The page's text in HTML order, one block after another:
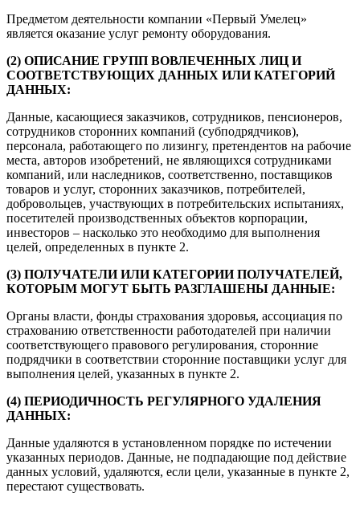
Предметом деятельности компании «Первый Умелец»
является оказание услуг ремонту оборудования.
(2) ОПИСАНИЕ ГРУПП ВОВЛЕЧЕННЫХ ЛИЦ И
СООТВЕТСТВУЮЩИХ ДАННЫХ ИЛИ КАТЕГОРИЙ
ДАННЫХ:
Данные, касающиеся заказчиков, сотрудников, пенсионеров,
сотрудников сторонних компаний (субподрядчиков),
персонала, работающего по лизингу, претендентов на рабочие
места, авторов изобретений, не являющихся сотрудниками
компаний, или наследников, соответственно, поставщиков
товаров и услуг, сторонних заказчиков, потребителей,
добровольцев, участвующих в потребительских испытаниях,
посетителей производственных объектов корпорации,
инвесторов – насколько это необходимо для выполнения
целей, определенных в пункте 2.
(3) ПОЛУЧАТЕЛИ ИЛИ КАТЕГОРИИ ПОЛУЧАТЕЛЕЙ,
КОТОРЫМ МОГУТ БЫТЬ РАЗГЛАШЕНЫ ДАННЫЕ:
Органы власти, фонды страхования здоровья, ассоциация по
страхованию ответственности работодателей при наличии
соответствующего правового регулирования, сторонние
подрядчики в соответствии сторонние поставщики услуг для
выполнения целей, указанных в пункте 2.
(4) ПЕРИОДИЧНОСТЬ РЕГУЛЯРНОГО УДАЛЕНИЯ
ДАННЫХ:
Данные удаляются в установленном порядке по истечении
указанных периодов. Данные, не подпадающие под действие
данных условий, удаляются, если цели, указанные в пункте 2,
перестают существовать.